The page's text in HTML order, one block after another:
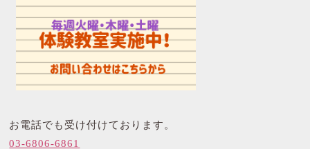
お電話でも受け付けております。
03-6806-6861